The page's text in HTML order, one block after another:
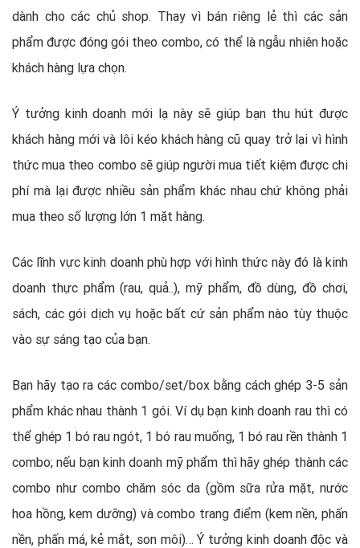
dành cho các chủ shop. Thay vì bán riêng lẻ thì các sản
phẩm được đóng gói theo combo, có thể là ngẫu nhiên hoặc
khách hàng lựa chọn.
Ý tưởng kinh doanh mới lạ này sẽ giúp bạn thu hút được
khách hàng mới và lôi kéo khách hàng cũ quay trở lại vì hình
thức mua theo combo sẽ giúp người mua tiết kiệm được chi
phí mà lại được nhiều sản phẩm khác nhau chứ không phải
mua theo số lượng lớn 1 mặt hàng.
Các lĩnh vực kinh doanh phù hợp với hình thức này đó là kinh
doanh thực phẩm (rau, quả..), mỹ phẩm, đồ dùng, đồ chơi,
sách, các gói dịch vụ hoặc bất cứ sản phẩm nào tùy thuộc
vào sự sáng tạo của bạn.
Bạn hãy tạo ra các combo/set/box bằng cách ghép 3-5 sản
phẩm khác nhau thành 1 gói. Ví dụ bạn kinh doanh rau thì có
thể ghép 1 bó rau ngót, 1 bó rau muống, 1 bó rau rền thành 1
combo; nếu bạn kinh doanh mỹ phẩm thì hãy ghép thành các
combo như combo chăm sóc da (gồm sữa rửa mặt, nước
hoa hồng, kem dưỡng) và combo trang điểm (kem nền, phấn
nền, phấn má, kẻ mắt, son môi)… Ý tưởng kinh doanh độc và